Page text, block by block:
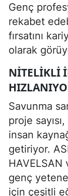
Genç
rekabet
fırsatını
olarak
NITELIKLI
Savunma
proje
insan
getiriyor.
genç
için çeşitli